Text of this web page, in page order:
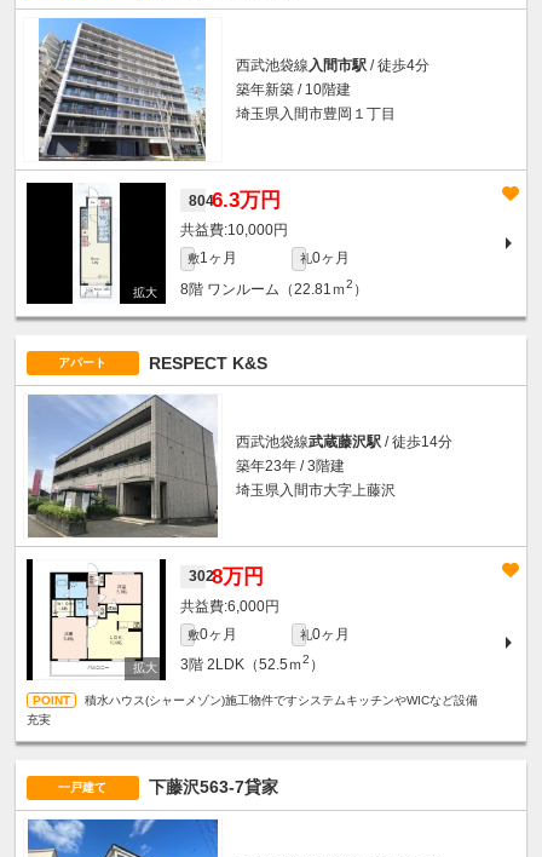
西武池袋線入間市駅 / 徒歩4分
築年新築 / 10階建
埼玉県入間市豊岡１丁目
8046.3万円
10,000円
敷1ヶ月 礼0ヶ月
8階 ワンルーム（22.81ｍ2 ）
アパート RESPECT K&S
西武池袋線武蔵藤沢駅 / 徒歩14分
築年23年 / 3階建
埼玉県入間市大字上藤沢
3028万円
6,000円
敷0ヶ月 礼0ヶ月
3階 2LDK（52.5ｍ2 ）
積水ハウス(シャーメゾン)施工物件ですシステムキッチンやWICなど設備
充実
一戸建て 下藤沢563-7貸家